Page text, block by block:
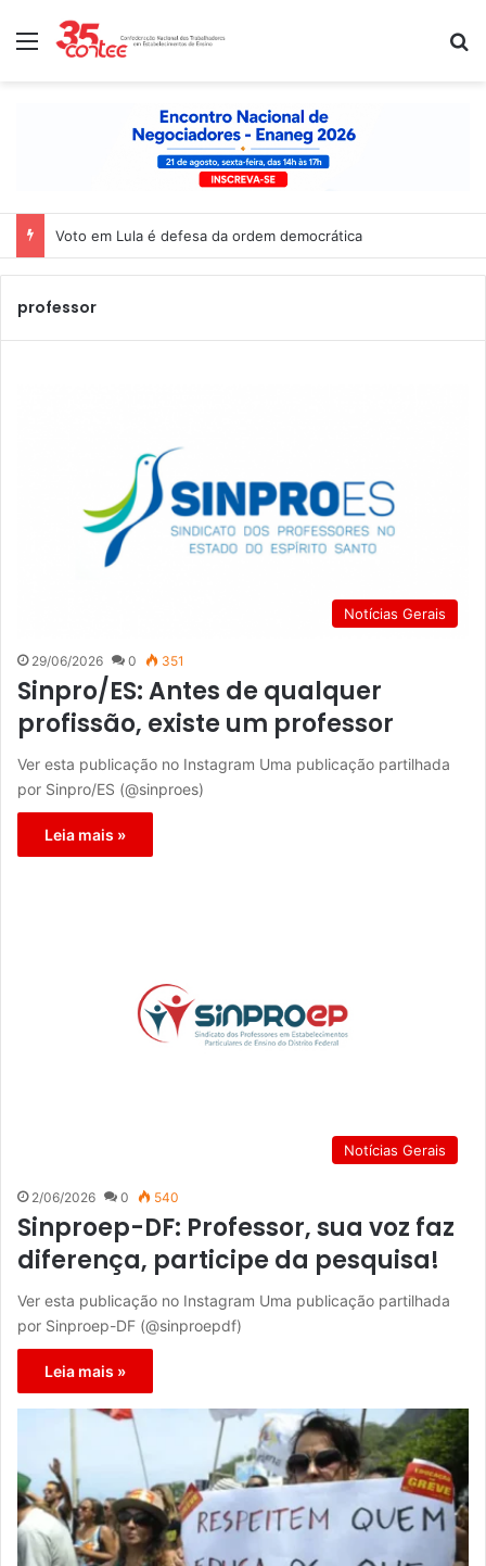
Menu
Voto em Lula é defesa da ordem democrática
professor
Notícias Gerais
29/06/2026 0 351
Sinpro/ES: Antes de qualquer
profissão, existe um professor
Ver esta publicação no Instagram Uma publicação partilhada
por Sinpro/ES (@sinproes)
Leia mais »
Notícias Gerais
2/06/2026 0 540
Sinproep-DF: Professor, sua voz faz
diferença, participe da pesquisa!
Ver esta publicação no Instagram Uma publicação partilhada
por Sinproep-DF (@sinproepdf)
Leia mais »